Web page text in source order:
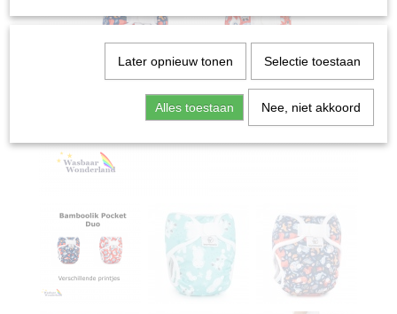
Later opnieuw tonen Selectie toestaan
Alles toestaan Nee, niet akkoord